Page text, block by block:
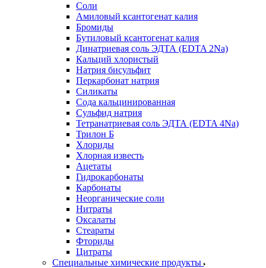
Соли
Амиловый ксантогенат калия
Бромиды
Бутиловый ксантогенат калия
Динатриевая соль ЭДТА (EDTA 2Na)
Кальций хлористый
Натрия бисульфит
Перкарбонат натрия
Силикаты
Сода кальцинированная
Сульфид натрия
Тетранатриевая соль ЭДТА (EDTA 4Na)
Трилон Б
Хлориды
Хлорная известь
Ацетаты
Гидрокарбонаты
Карбонаты
Неорганические соли
Нитраты
Оксалаты
Стеараты
Фториды
Цитраты
Специальные химические продукты